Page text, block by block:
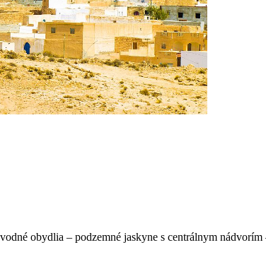
obydlia – podzemné jaskyne s centrálnym